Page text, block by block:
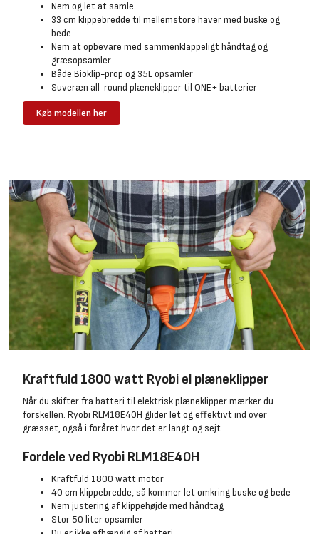
Nem og let at samle
33 cm klippebredde til mellemstore haver med buske og
bede
Nem at opbevare med sammenklappeligt håndtag og
græsopsamler
Både Bioklip-prop og 35L opsamler
Suveræn all-round plæneklipper til ONE+ batterier
Køb modellen her
Kraftfuld 1800 watt Ryobi el plæneklipper
Når du skifter fra batteri til elektrisk plæneklipper mærker du
forskellen. Ryobi RLM18E40H glider let og effektivt ind over
græsset, også i foråret hvor det er langt og sejt.
Fordele ved Ryobi RLM18E40H
Kraftfuld 1800 watt motor
40 cm klippebredde, så kommer let omkring buske og bede
Nem justering af klippehøjde med håndtag
Stor 50 liter opsamler